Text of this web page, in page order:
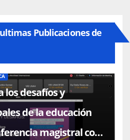
Publicaciones de
los desafíos y
de la educación
magistral con